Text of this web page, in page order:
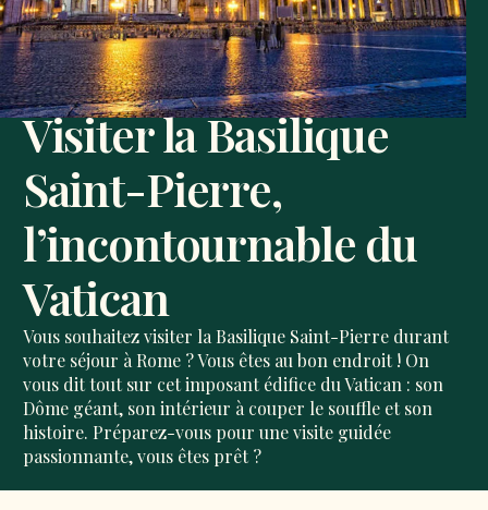
Visiter la Basilique
Saint-Pierre,
l’incontournable du
Vatican
Vous souhaitez visiter la Basilique Saint-Pierre durant
votre séjour à Rome ? Vous êtes au bon endroit ! On
vous dit tout sur cet imposant édifice du Vatican : son
Dômegéant, son intérieur à couper le souffle et son
histoire. Préparez-vous pour unevisite guidée
passionnante, vous êtes prêt ?